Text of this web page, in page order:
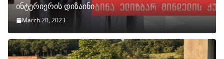
ინტერიერის დიზაინი
March 20, 2023